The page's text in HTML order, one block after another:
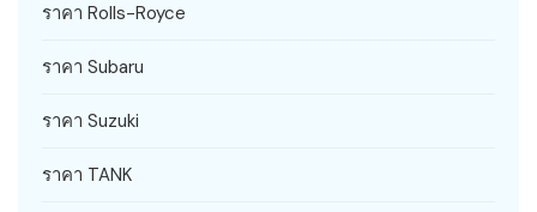
ราคา Rolls-Royce
ราคา Subaru
ราคา Suzuki
ราคา TANK